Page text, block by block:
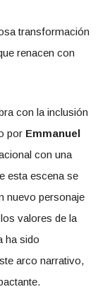
transformación
renacen con
con la inclusión
por Emmanuel
con una
esta escena se
nuevo personaje
valores de la
ha sido
arco narrativo,